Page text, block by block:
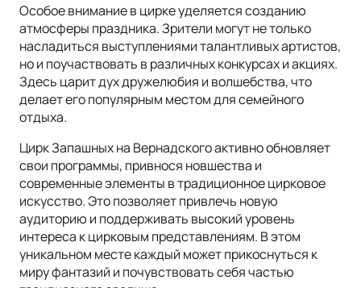
Особое внимание в цирке уделяется созданию
атмосферы праздника. Зрители могут не только
насладиться выступлениями талантливых артистов,
но и поучаствовать в различных конкурсах и акциях.
Здесь царит дух дружелюбия и волшебства, что
делает его популярным местом для семейного
отдыха.
Цирк Запашных на Вернадского активно обновляет
свои программы, привнося новшества и
современные элементы в традиционное цирковое
искусство. Это позволяет привлечь новую
аудиторию и поддерживать высокий уровень
интереса к цирковым представлениям. В этом
уникальном месте каждый может прикоснуться к
миру фантазий и почувствовать себя частью